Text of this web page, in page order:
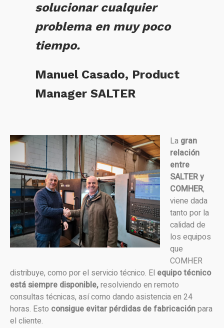
solucionar cualquier
problema en muy poco
tiempo.
Manuel Casado, Product
Manager SALTER
La gran
relación
entre
SALTER y
COMHER,
viene dada
tanto por la
calidad de
los equipos
que
COMHER
distribuye, como por el servicio técnico. El equipo técnico
está siempre disponible,resolviendo en remoto
consultas técnicas, así como dando asistencia en 24
horas. Esto consigue evitar pérdidas de fabricaciónpara
el cliente.